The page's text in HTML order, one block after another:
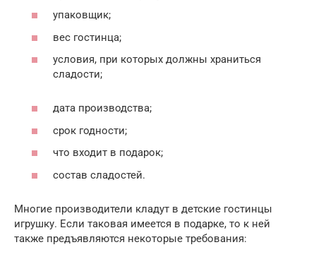
упаковщик;
вес гостинца;
условия, при которых должны храниться
сладости;
дата производства;
срок годности;
что входит в подарок;
состав сладостей.
Многие производители кладут в детские гостинцы
игрушку. Если таковая имеется в подарке, то к ней
также предъявляются некоторые требования: